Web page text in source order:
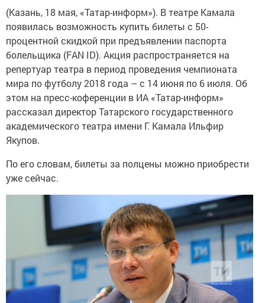
(Казань, 18 мая, «Татар-информ»). В театре Камала
появилась возможность купить билеты с 50-
процентной скидкой при предъявлении паспорта
болельщика (FAN ID). Акция распространяется на
репертуар театра в период проведения чемпионата
мира по футболу 2018 года – с 14 июня по 6 июля. Об
этом на пресс-коференции в ИА «Татар-информ»
рассказал директор Татарского государственного
академического театра имени Г. Камала Ильфир
Якупов.
По его словам, билеты за полцены можно приобрести
уже сейчас.